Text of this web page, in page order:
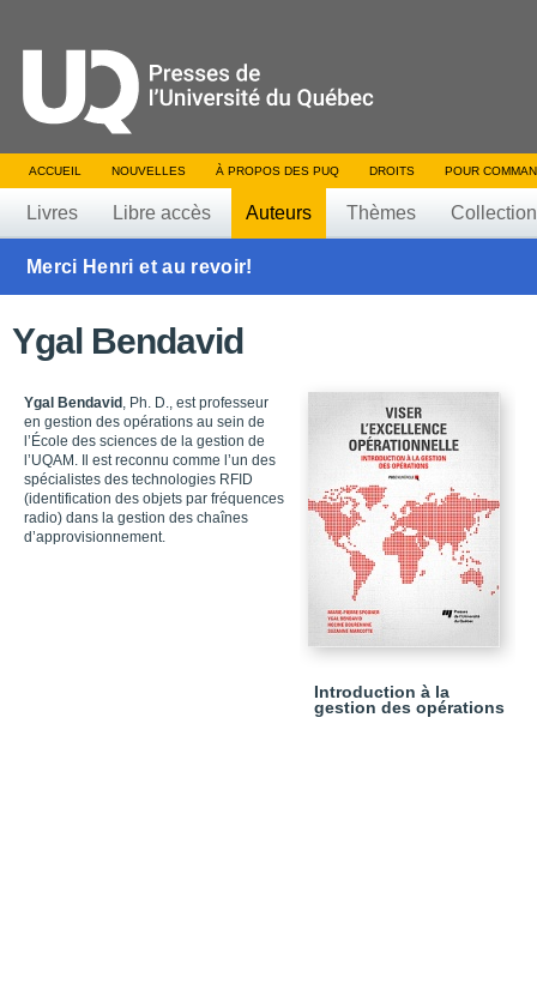
ACCUEIL NOUVELLES À PROPOS DES PUQ DROITS POUR
Livres Libre accès Auteurs Thèmes
Merci Henri et au revoir!
Ygal Bendavid
Ygal Bendavid , Ph. D., est professeur
en gestion des opérations au sein de
l’École des sciences de la gestion de
l’UQAM. Il est reconnu comme l’un des
spécialistes des technologies RFID
(identification des objets par fréquences
radio) dans la gestion des chaînes
d’approvisionnement.
Introduction à la
gestion des opérations